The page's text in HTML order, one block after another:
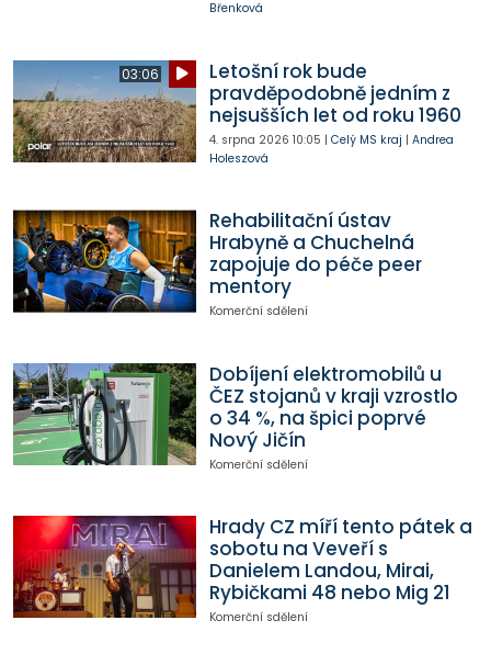
Břenková
03:06
Letošní rok bude
pravděpodobně jedním z
nejsušších let od roku 1960
4. srpna 2026 10:05 | Celý MS kraj | Andrea
Holeszová
Rehabilitační ústav
Hrabyně a Chuchelná
zapojuje do péče peer
mentory
Komerční sdělení
Dobíjení elektromobilů u
ČEZ stojanů v kraji vzrostlo
o 34 %, na špici poprvé
Nový Jičín
Komerční sdělení
Hrady CZ míří tento pátek a
sobotu na Veveří s
Danielem Landou, Mirai,
Rybičkami 48 nebo Mig 21
Komerční sdělení